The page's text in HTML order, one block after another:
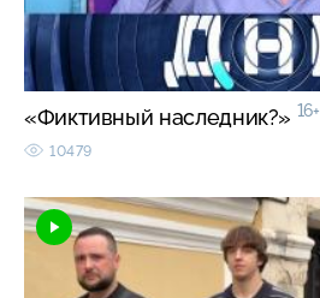
«Фиктивный наследник?» 16+
10479